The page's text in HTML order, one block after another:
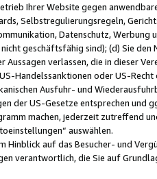
Ihrer Website gegen
Selbstregulierungsregeln,
Datenschutz, Werbung
geschäftsfähig sind); (d) Sie
verlassen, die in dieser
Handelssanktionen oder US-
Ausfuhr- und
der US-Gesetze entsprechen und
machen, jederzeit zutreffend
auswählen.
Hinblick auf das Besucher- und
verantwortlich, die Sie auf